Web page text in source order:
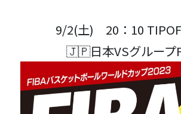
9/2(土) 20：10
🇯🇵日本VSグループ